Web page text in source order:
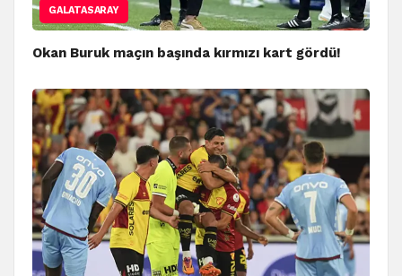
GALATASARAY
Okan Buruk maçın başında kırmızı kart gördü!